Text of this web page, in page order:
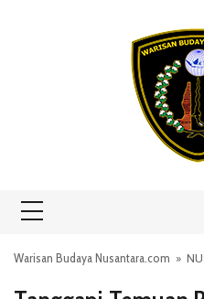
Warisan Budaya Nusantara.com »